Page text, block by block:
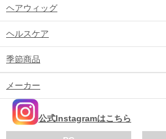
ヘアウィッグ
ヘルスケア
季節商品
メーカー
公式Instagramはこちら